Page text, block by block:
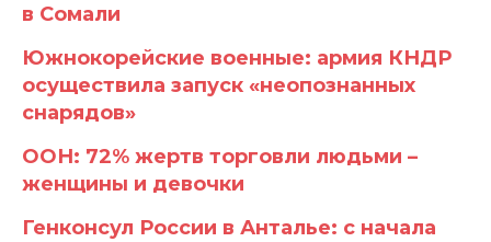
в Сомали
Южнокорейские военные: армия КНДР
осуществила запуск «неопознанных
снарядов»
ООН: 72% жертв торговли людьми –
женщины и девочки
Генконсул России в Анталье: с начала